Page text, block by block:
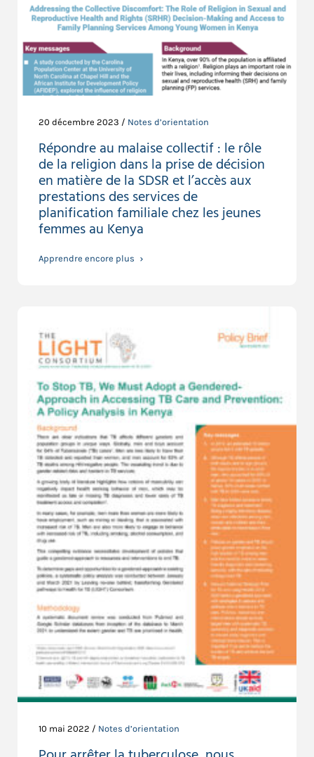
20 décembre 2023 / Notes d’orientation
Répondre au malaise collectif : le rôle
de la religion dans la prise de décision
en matière de la SDSR et l’accès aux
prestations des services de
planification familiale chez les jeunes
femmes au Kenya
Apprendre encore plus
10 mai 2022 / Notes d’orientation